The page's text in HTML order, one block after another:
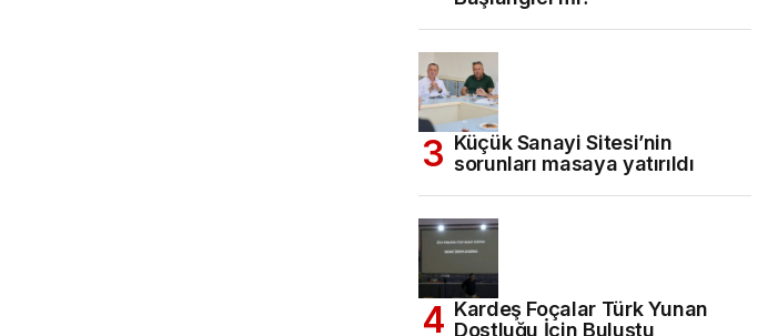
Küçük Sanayi Sitesi’nin
sorunları masaya yatırıldı
Kardeş Foçalar Türk Yunan
Dostluğu İçin Buluştu